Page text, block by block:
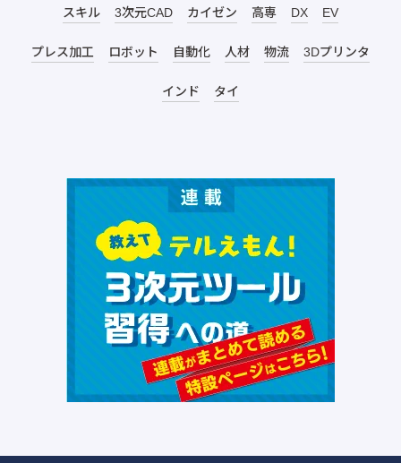
スキル 3次元CAD カイゼン 高専 DX EV
プレス加工 ロボット 自動化 人材 物流 3Dプリンタ
インド タイ